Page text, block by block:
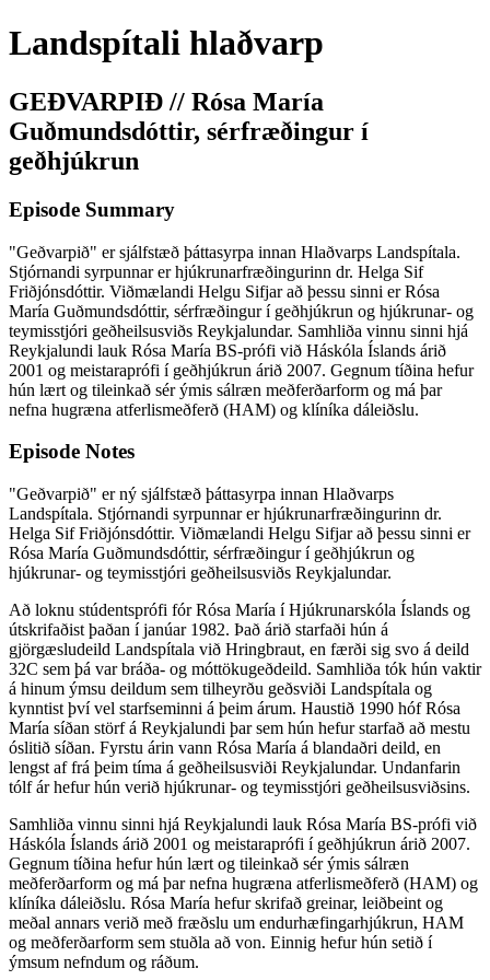
Landspítali hlaðvarp
GEÐVARPIÐ // Rósa María
Guðmundsdóttir, sérfræðingur í
geðhjúkrun
Episode Summary
"Geðvarpið" er sjálfstæð þáttasyrpa innan Hlaðvarps Landspítala.
Stjórnandi syrpunnar er hjúkrunarfræðingurinn dr. Helga Sif
Friðjónsdóttir. Viðmælandi Helgu Sifjar að þessu sinni er Rósa
María Guðmundsdóttir, sérfræðingur í geðhjúkrun og hjúkrunar- og
teymisstjóri geðheilsusviðs Reykjalundar. Samhliða vinnu sinni hjá
Reykjalundi lauk Rósa María BS-prófi við Háskóla Íslands árið
2001 og meistaraprófi í geðhjúkrun árið 2007. Gegnum tíðina hefur
hún lært og tileinkað sér ýmis sálræn meðferðarform og má þar
nefna hugræna atferlismeðferð (HAM) og klíníka dáleiðslu.
Episode Notes
"Geðvarpið" er ný sjálfstæð þáttasyrpa innan Hlaðvarps
Landspítala. Stjórnandi syrpunnar er hjúkrunarfræðingurinn dr.
Helga Sif Friðjónsdóttir. Viðmælandi Helgu Sifjar að þessu sinni er
Rósa María Guðmundsdóttir, sérfræðingur í geðhjúkrun og
hjúkrunar- og teymisstjóri geðheilsusviðs Reykjalundar.
Að loknu stúdentsprófi fór Rósa María í Hjúkrunarskóla Íslands og
útskrifaðist þaðan í janúar 1982. Það árið starfaði hún á
gjörgæsludeild Landspítala við Hringbraut, en færði sig svo á deild
32C sem þá var bráða- og móttökugeðdeild. Samhliða tók hún vaktir
á hinum ýmsu deildum sem tilheyrðu geðsviði Landspítala og
kynntist því vel starfseminni á þeim árum. Haustið 1990 hóf Rósa
María síðan störf á Reykjalundi þar sem hún hefur starfað að mestu
óslitið síðan. Fyrstu árin vann Rósa María á blandaðri deild, en
lengst af frá þeim tíma á geðheilsusviði Reykjalundar. Undanfarin
tólf ár hefur hún verið hjúkrunar- og teymisstjóri geðheilsusviðsins.
Samhliða vinnu sinni hjá Reykjalundi lauk Rósa María BS-prófi við
Háskóla Íslands árið 2001 og meistaraprófi í geðhjúkrun árið 2007.
Gegnum tíðina hefur hún lært og tileinkað sér ýmis sálræn
meðferðarform og má þar nefna hugræna atferlismeðferð (HAM) og
klíníka dáleiðslu. Rósa María hefur skrifað greinar, leiðbeint og
meðal annars verið með fræðslu um endurhæfingarhjúkrun, HAM
og meðferðarform sem stuðla að von. Einnig hefur hún setið í
ýmsum nefndum og ráðum.